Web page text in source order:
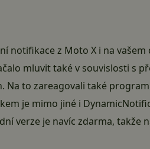
notifikace z Moto X i na vašem
mluvit také v souvislosti s
Na to zareagovali také
je mimo jiné i
verze je navíc zdarma, takže